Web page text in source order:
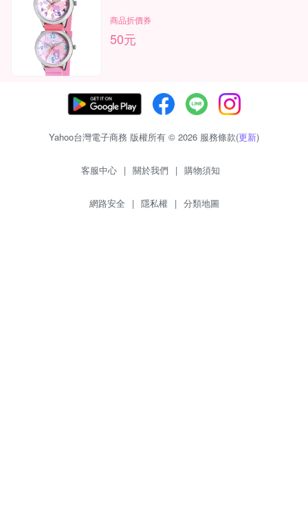
商品折價券
50元
Yahoo台灣電子商務 版權所有 © 2026 服務條款(更新)
客服中心 | 關於我們 | 購物須知
網路安全 | 隱私權 | 分類地圖